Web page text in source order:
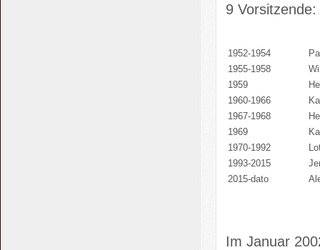
9 Vorsitzende:
1952-1954
1955-1958
1959
1960-1966
1967-1968
1969
1970-1992
1993-2015
2015-dato
Im Januar